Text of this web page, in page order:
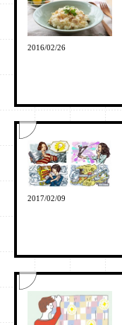
2016/02/26
2017/02/09